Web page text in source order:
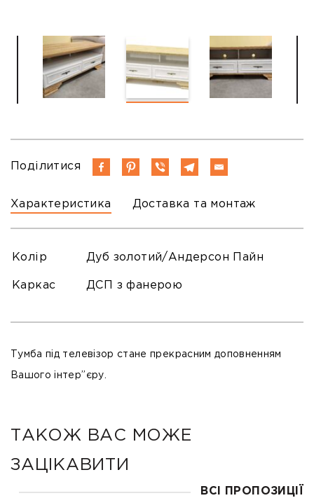
Характеристика Доставка та монтаж
Поділитися
Колір Дуб золотий/Андерсон Пайн
Каркас ДСП з фанерою
Тумба під телевізор стане прекрасним доповненням
Вашого інтер”єру.
ТАКОЖ ВАС МОЖЕ
ЗАЦІКАВИТИ
ВСІ ПРОПОЗИЦІЇ